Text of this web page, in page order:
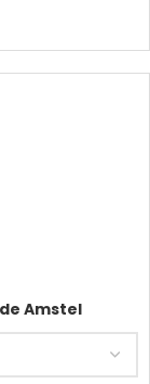
Amstel